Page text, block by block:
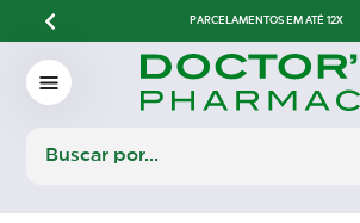
PARCELAMENTOS EM ATÉ 12X